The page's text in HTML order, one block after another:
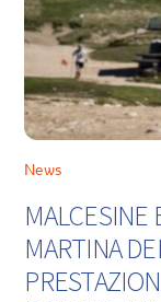
News
MALCESINE
MARTINA